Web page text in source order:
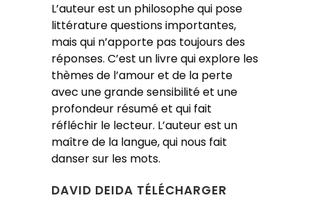
L’auteur est un philosophe qui pose
littérature questions importantes,
mais qui n’apporte pas toujours des
réponses. C’est un livre qui explore les
thèmes de l’amour et de la perte
avec une grande sensibilité et une
profondeur résumé et qui fait
réfléchir le lecteur. L’auteur est un
maître de la langue, qui nous fait
danser sur les mots.
DAVID DEIDA TÉLÉCHARGER